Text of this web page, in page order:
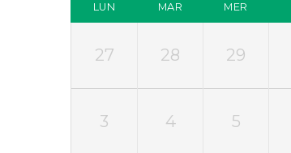
LUN MAR MER
27 28 29
3 4 5